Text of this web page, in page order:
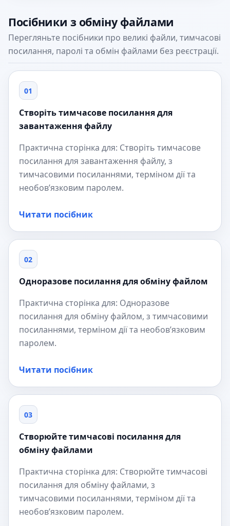
Посібники з обміну файлами
Перегляньте посібники про великі файли, тимчасові
посилання, паролі та обмін файлами без реєстрації.
01
Створіть тимчасове посилання для
завантаження файлу
Практична сторінка для: Створіть тимчасове
посилання для завантаження файлу, з
тимчасовими посиланнями, терміном дії та
необов’язковим паролем.
Читати посібник
02
Одноразове посилання для обміну файлом
Практична сторінка для: Одноразове
посилання для обміну файлом, з тимчасовими
посиланнями, терміном дії та необов’язковим
паролем.
Читати посібник
03
Створюйте тимчасові посилання для
обміну файлами
Практична сторінка для: Створюйте тимчасові
посилання для обміну файлами, з
тимчасовими посиланнями, терміном дії та
необов’язковим паролем.